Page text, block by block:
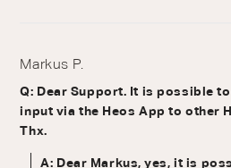
Markus P.
Q: Dear Support. It is possible
input via the Heos App to other
Thx.
A: Dear Markus, yes, it is